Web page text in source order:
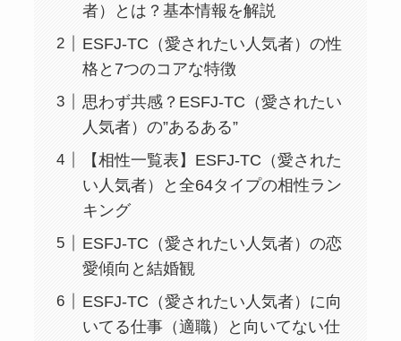
者）とは？基本情報を解説
ESFJ-TC（愛されたい人気者）の性
格と7つのコアな特徴
思わず共感？ESFJ-TC（愛されたい
人気者）の”あるある”
【相性一覧表】ESFJ-TC（愛された
い人気者）と全64タイプの相性ラン
キング
ESFJ-TC（愛されたい人気者）の恋
愛傾向と結婚観
ESFJ-TC（愛されたい人気者）に向
いてる仕事（適職）と向いてない仕